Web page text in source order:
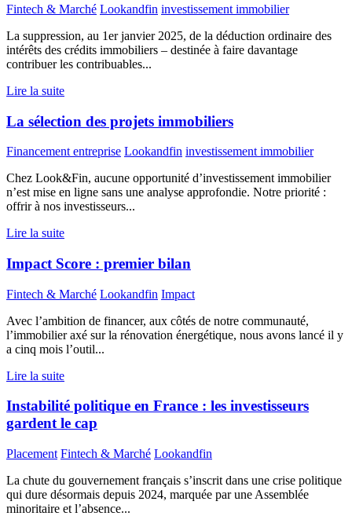
Fintech & Marché Lookandfin investissement immobilier
La suppression, au 1er janvier 2025, de la déduction ordinaire des
intérêts des crédits immobiliers – destinée à faire davantage
contribuer les contribuables...
Lire la suite
La sélection des projets immobiliers
Financement entreprise Lookandfin investissement immobilier
Chez Look&Fin, aucune opportunité d’investissement immobilier
n’est mise en ligne sans une analyse approfondie. Notre priorité :
offrir à nos investisseurs...
Lire la suite
Impact Score : premier bilan
Fintech & Marché Lookandfin Impact
Avec l’ambition de financer, aux côtés de notre communauté,
l’immobilier axé sur la rénovation énergétique, nous avons lancé il y
a cinq mois l’outil...
Lire la suite
Instabilité politique en France : les investisseurs
gardent le cap
Placement Fintech & Marché Lookandfin
La chute du gouvernement français s’inscrit dans une crise politique
qui dure désormais depuis 2024, marquée par une Assemblée
minoritaire et l’absence...